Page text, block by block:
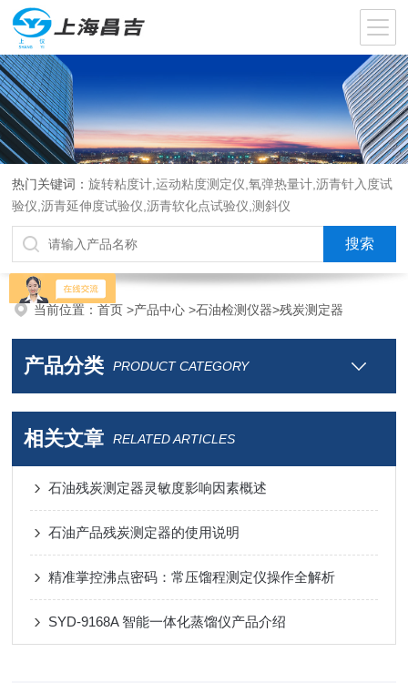
热门关键词：旋转粘度计,运动粘度测定仪,氧弹热量计,沥青针入度试
验仪,沥青延伸度试验仪,沥青软化点试验仪,测斜仪
当前位置：首页>产品中心>石油检测仪器>残炭测定器
产品分类 PRODUCT CATEGORY
相关文章 RELATED ARTICLES
石油残炭测定器灵敏度影响因素概述
石油产品残炭测定器的使用说明
精准掌控沸点密码：常压馏程测定仪操作全解析
SYD-9168A 智能一体化蒸馏仪产品介绍